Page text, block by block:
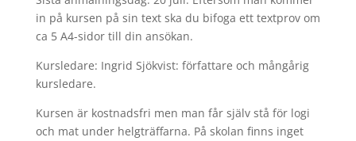
in på kursen på sin text ska du bifoga ett textprov om
ca 5 A4-sidor till din ansökan.
Kursledare: Ingrid Sjökvist: författare och mångårig
kursledare.
Kursen är kostnadsfri men man får själv stå för logi
och mat under helgträffarna. På skolan finns inget